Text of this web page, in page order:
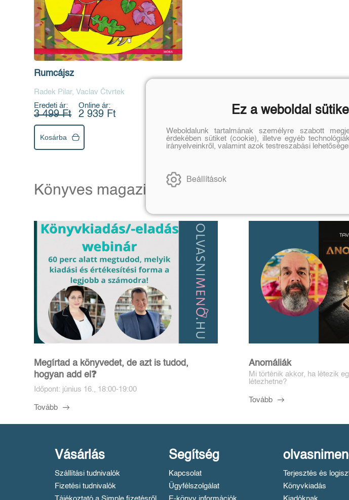
Rumcájsz
Radek Pilar, Vaclav Čtvrtek
Eredeti ár:
3 499 Ft
Online ár:
2 939 Ft
Kosárba
Könyves magazin
Megírtad a könyvedet, de azt is tudod,
hogyan add el❓️
Időpont: június 16., 18:00-19:00
Tovább
Anomáliák
Mi történik akkor, ha létezik
létezhetne?
Tovább
Vásárlás
Szállítási tudnivalók
Fizetési tudnivalók
Segítség
Kapcsolat
Ügyfélszolgálat
Terjesztés és
Könyvkiadás
Ez a weboldal
Weboldalunk tartalmának személyre szabott
érdekében sütiket (cookie), illetve egyéb
irányelveinkről, valamint azok testreszabási
Beállítások